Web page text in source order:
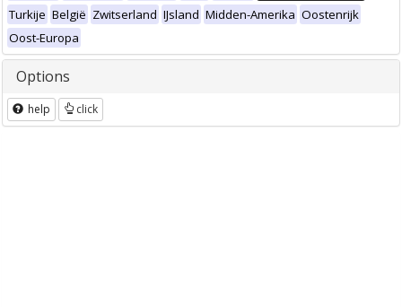
Turkije België Zwitserland IJsland Midden-Amerika Oostenrijk
Oost-Europa
Options
help click